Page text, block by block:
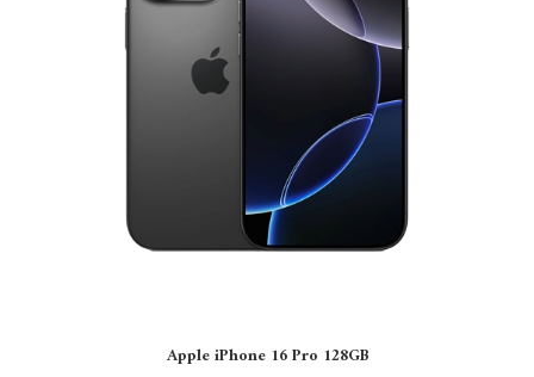
Apple iPhone 16 Pro 128GB